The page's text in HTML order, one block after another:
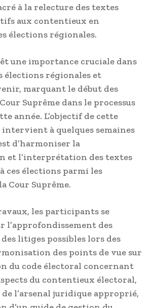
à la relecture des textes
aux contentieux en
élections régionales.
une importance cruciale dans
élections régionales et
marquant le début des
Suprême dans le processus
année. L’objectif de cette
à quelques semaines
d’harmoniser la
et l’interprétation des textes
ces élections parmi les
Cour Suprême.
les participants se
l’approfondissement des
litiges possibles lors des
des points de vue sur
du code électoral concernant
du contentieux électoral,
l’arsenal juridique approprié,